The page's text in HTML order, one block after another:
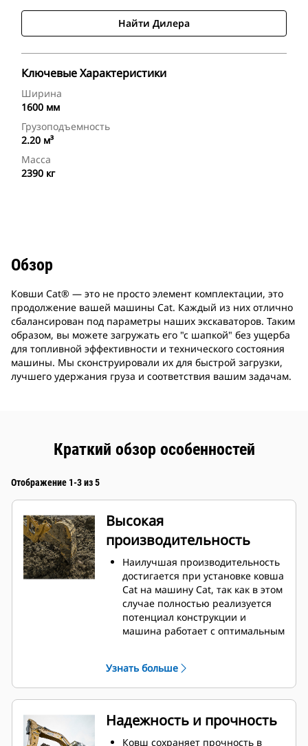
Найти Дилера
Ключевые Характеристики
Ширина
1600 мм
Грузоподъемность
2.20 м³
Масса
2390 кг
Обзор
Ковши Cat® — это не просто элемент комплектации, это
продолжение вашей машины Cat. Каждый из них отлично
сбалансирован под параметры наших экскаваторов. Таким
образом, вы можете загружать его "с шапкой" без ущерба
для топливной эффективности и технического состояния
машины. Мы сконструировали их для быстрой загрузки,
лучшего удержания груза и соответствия вашим задачам.
Краткий обзор особенностей
Отображение 1-3 из 5
Высокая
производительность
Наилучшая производительность
достигается при установке ковша
Cat на машину Cat, так как в этом
случае полностью реализуется
потенциал конструкции и
машина работает с оптимальным
Профиль кожуха с двойным
радиусом позволяет улучшить
попадание материала в ковш.
упора гарантирует, что нижняя
часть ковша не цепляется за
Узнать больше
Надежность и прочность
Ковш сохраняет прочность в